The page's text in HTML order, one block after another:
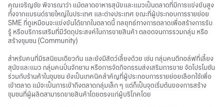
คุณเจริญชัย พิจารณาว่า แม้ตลาดอาหารสุนัขและแมวเป็นตลาดที่มีการแข่งขันสูง
ทั้งจากแบรนด์รายใหญ่ในประเทศ และต่างประเทศ ขณะที่ผู้ประกอบการรายย่อย
SME ที่ดูเหมือนจะแข่งขันได้ยากในตลาดนี้ กลยุทธ์ทางการตลาดเพื่อสร้างการรับ
รู้ หรือบริการเสริมที่มีวัตถุประสงค์ในการขายสินค้า ตลอดจนการรวมกลุ่ม หรือ
สร้างชุมชน (Community)
สำหรับคนที่มีรสนิยมเดียวกัน และยังมีสัตว์เลี้ยงด้วย เช่น กลุ่มคนตีกอล์ฟที่เลี้ยง
สุนัขและแมว กลุ่มคนปั่นจักยาน หรือการจัดกิจกรรมส่งเสริมการขาย จัดโปรโมชัน
ร่วมกับร้านค้าในชุมชน ยังเป็นเทคนิคสำคัญที่ผู้ประกอบการรายย่อยเลือกใช้เพื่อ
เข้าตลาด แม้จะเป็นการเข้าถึงตลาดกลุ่มเล็ก ๆ แต่ก็เป็นจุดเริ่มต้นของการสร้าง
ชุมชนที่ผู้ผลิตสามารถขายสินค้าโดยตรงแก่ผู้บริโภคโดย